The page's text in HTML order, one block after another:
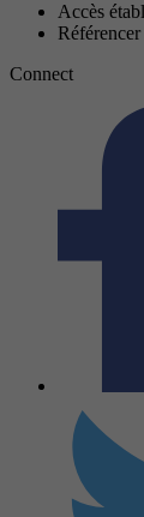
Accès
Connect